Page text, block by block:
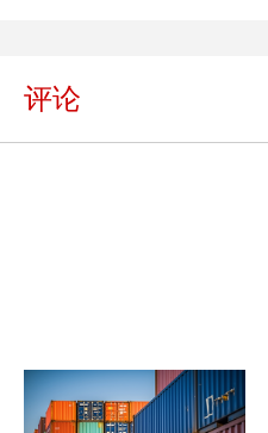
评论